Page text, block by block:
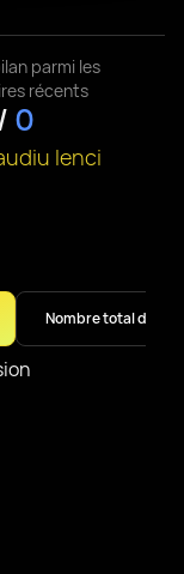
parmi les
récents
0
Ienci
Nombre total de